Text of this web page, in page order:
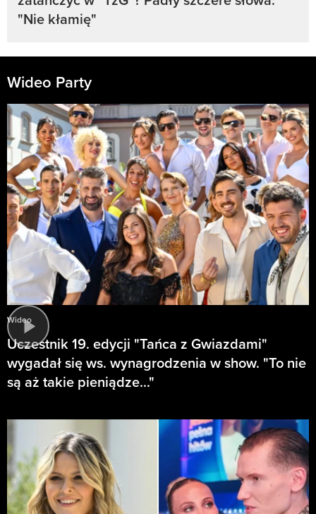
"Nie kłamię"
Wideo Party
Wideo
Uczestnik 19. edycji "Tańca z Gwiazdami"
wygadał się ws. wynagrodzenia w show. "To nie
są aż takie pieniądze..."